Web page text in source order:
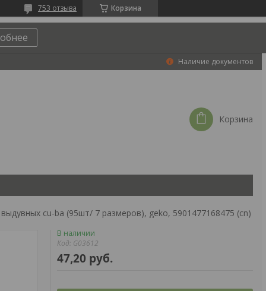
Корзина
753 отзыва
Наличие документов
Корзина
cu-ba (95шт/ 7 размеров), geko, 5901477168475 (cn)
В наличии
Код: G03612
47,20 руб.